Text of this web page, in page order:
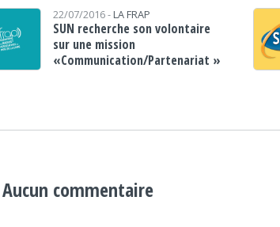
22/07/2016 - LA FRAP
SUN recherche son volontaire
sur une mission
«Communication/Partenariat »
Aucun commentaire